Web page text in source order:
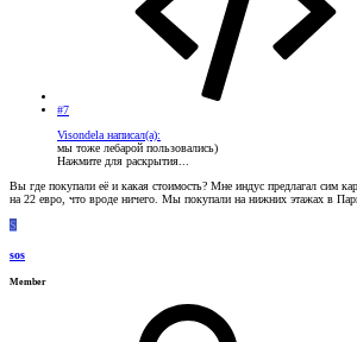
#7
Visondela написал(а):
мы тоже лебарой пользовались)
Нажмите для раскрытия...
Вы где покупали её и какая стоимость? Мне индус предлагал сим
на 22 евро, что вроде ничего. Мы покупали на нижних этажах в
S
sos
Member